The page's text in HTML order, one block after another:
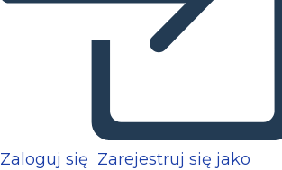
Zaloguj się Zarejestruj się jako